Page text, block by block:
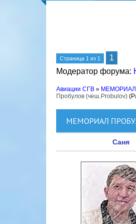
Страница 1 из 1
1
Модератор форума:
Авиации СГВ »
Пробулов (чеш.Probulov)
МЕМОРИАЛ
Саня